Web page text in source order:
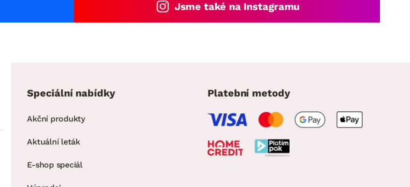
Jsme také na Instagramu
Speciální nabídky
Akční produkty
Aktuální leták
E-shop speciál
Platební metody